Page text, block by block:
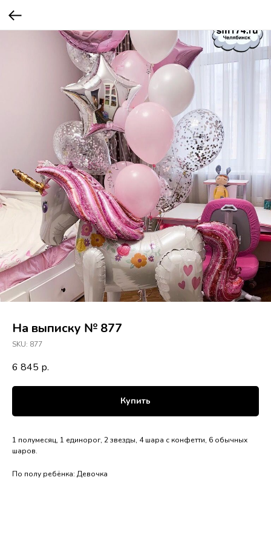
На выписку № 877
SKU: 877
6 845 р.
Купить
1 полумесяц, 1 единорог, 2 звезды, 4 шара с конфетти, 6 обычных
шаров.
По полу ребёнка: Девочка